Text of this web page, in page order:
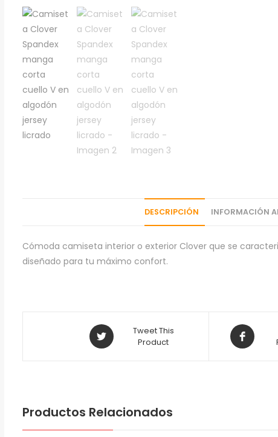
DESCRIPCIÓN INFORMACIÓN
Cómoda camiseta interior o exterior Clover que se
diseñado para tu máximo confort.
Tweet This
Product
Productos Relacionados